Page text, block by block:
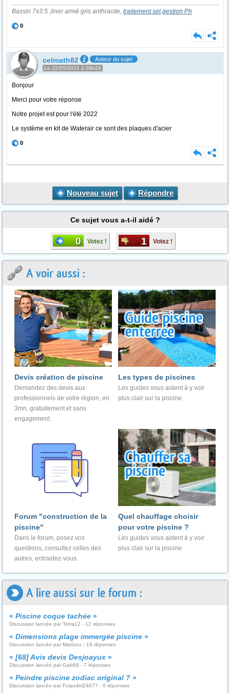
Bassin 7x3.5 ,liner armé gris anthracite, traitement sel,gestion Ph
0
celmath82 Auteur du sujet
Le 22/05/2021 à 08h28
Bonjour
Merci pour votre réponse
Notre projet est pour l'été 2022
Le système en kit de Waterair ce sont des plaques d'acier
0
Nouveau sujet Répondre
Ce sujet vous a-t-il aidé ?
0 Votez ! 1 Votez !
A voir aussi :
Devis création de piscine
Demandez des devis aux
professionnels de votre région, en
3mn, gratuitement et sans
engagement.
Les types de piscines
Les guides vous aident à y voir
plus clair sur la piscine.
Forum "construction de la
piscine"
Dans le forum, posez vos
questions, consultez celles des
autres, entraidez-vous.
Quel chauffage choisir
pour votre piscine ?
Les guides vous aident à y voir
plus clair sur la piscine.
A lire aussi sur le forum :
« Piscine coque tachée »
Discussion lancée par Tetra12 - 12 réponses
« Dimensions plage immergée piscine »
Discussion lancée par Madzou - 19 réponses
« [68] Avis devis Desjoayux »
Discussion lancée par Gab68 - 7 réponses
« Peindre piscine zodiac original ? »
Discussion lancée par Fclaudel24677 - 0 réponses